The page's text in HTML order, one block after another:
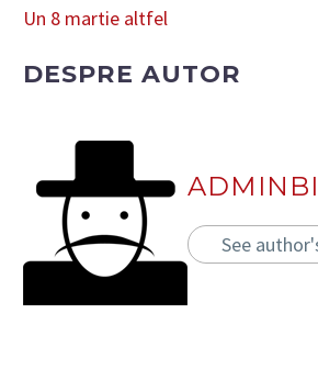
Un 8 martie altfel
DESPRE AUTOR
See